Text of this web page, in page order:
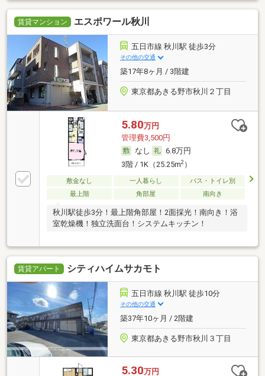
賃貸マンション エスポワール秋川
五日市線 秋川駅 徒歩3分
その他の交通
築17年8ヶ月 / 3階建
東京都あきる野市秋川２丁目
5.80万円
管理費3,500円
なし
6.8万円
3階 / 1K（25.25m2）
敷金なし 一人暮らし
バス・トイレ別
最上階
角部屋 南向き
秋川駅徒歩3分！最上階角部屋！2面採光！南向き！浴
室乾燥機！独立洗面台！システムキッチン！
賃貸アパート シティハイムサカモト
五日市線 秋川駅 徒歩10分
その他の交通
築37年10ヶ月 / 2階建
東京都あきる野市秋川３丁目
5.30万円